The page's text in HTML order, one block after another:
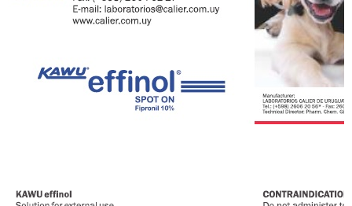
HOÀN THÀNH
028.6280.6967